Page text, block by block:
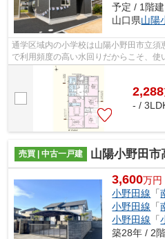
予定 / 1階建
山口県山陽
通学区域内の小学校は山陽小野田市立
で利用頻度の高い水回りだからこそ、
んでみませんか。こちらはTVインター...
2,288
- /
売買 | 中古一戸建 山陽小野田市高
3,600万円
小野田線 「
小野田線 「
小野田線 「
築28年 / 2